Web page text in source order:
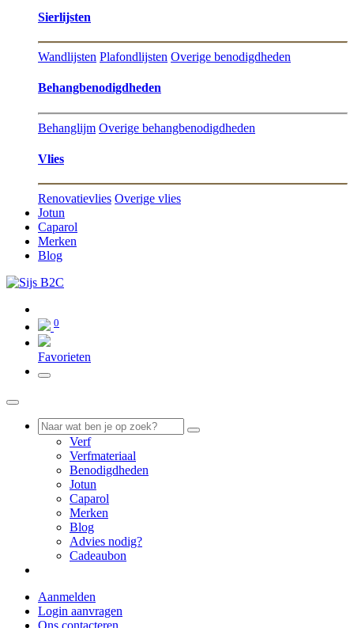
Sierlijsten
Wandlijsten Plafondlijsten Overige benodigdheden
Behangbenodigdheden
Behanglijm Overige behangbenodigdheden
Vlies
Renovatievlies Overige vlies
Jotun
Caparol
Merken
Blog
0
Favorieten
Verf
Verfmateriaal
Benodigdheden
Jotun
Caparol
Merken
Blog
Advies nodig?
Cadeaubon
Aanmelden
Login aanvragen